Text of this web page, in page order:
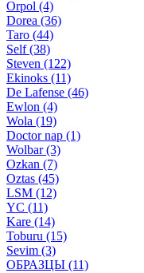
Orpol (4)
Dorea (36)
Taro (44)
Self (38)
Steven (122)
Ekinoks (11)
De Lafense (46)
Ewlon (4)
Wola (19)
Doctor nap (1)
Wolbar (3)
Ozkan (7)
Oztas (45)
LSM (12)
YC (11)
Kare (14)
Toburu (15)
Sevim (3)
ОБРАЗЦЫ (11)